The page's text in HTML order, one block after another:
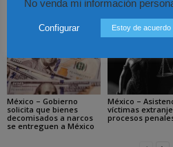
Artículos relacionados
México – Gobierno
solicita que bienes
decomisados a narcos
se entreguen a México
México –
víctimas
procesos
No venda mi información
Configurar Estoy de acuerdo